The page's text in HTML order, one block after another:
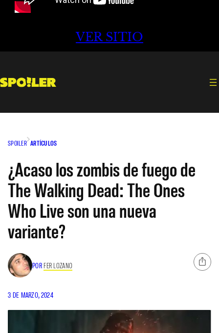
VER SITIO
SPOILER ARTÍCULOS
¿Acaso los zombis de fuego de
The Walking Dead: The Ones
Who Live son una nueva
variante?
POR FER LOZANO
3 DE MARZO, 2024